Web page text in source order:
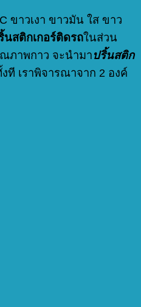
ขาวเงา ขาวมัน ใส ขาว
นสติกเกอร์ติดรถในส่วน
ภาพกาว จะนำมาปริ้นสติก
ที เราพิจารณาจาก 2 องค์